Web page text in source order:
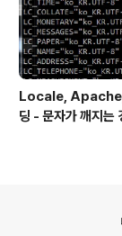
Locale,
딩 - 문자가 깨지는